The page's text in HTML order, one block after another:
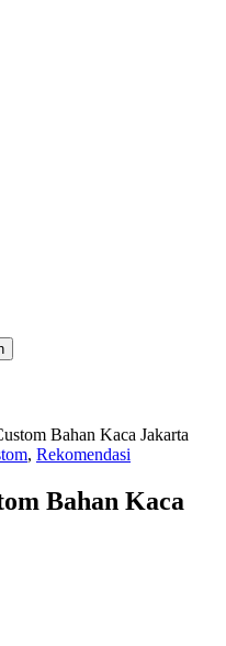
Bahan Kaca Jakarta
, Rekomendasi
Bahan Kaca